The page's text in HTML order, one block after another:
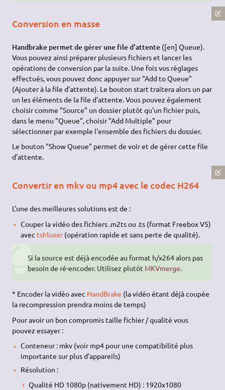
Conversion en masse
Handbrake permet de gérer une file d'attente ([en] Queue).
Vous pouvez ainsi préparer plusieurs fichiers et lancer les
opérations de conversion par la suite. Une fois vos réglages
effectués, vous pouvez donc appuyer sur "Add to Queue"
(Ajouter à la file d'attente). Le bouton start traitera alors un par
un les éléments de la file d'attente. Vous pouvez également
choisir comme "Source" un dossier plutôt qu'un fichier puis,
dans le menu "Queue", choisir "Add Multiple" pour
sélectionner par exemple l'ensemble des fichiers du dossier.
Le bouton "Show Queue" permet de voir et de gérer cette file
d'attente.
Convertir en mkv ou mp4 avec le codec H264
L'une des meilleures solutions est de :
Couper la vidéo des fichiers .m2ts ou .ts (format Freebox V5)
avec tsMuxer(opération rapide et sans perte de qualité).
Si la source est déjà encodée au format h/x264 alors pas
besoin de ré-encoder. Utilisez plutôt MKVmerge
* Encoder la vidéo avec HandBrake (la vidéo étant déjà coupée
la recompression prendra moins de temps)
Pour avoir un bon compromis taille fichier / qualité vous
pouvez essayer :
Conteneur : mkv (voir mp4 pour une compatibilité plus
importante sur plus d’appareils)
Résolution :
Qualité HD 1080p (nativement HD) : 1920x1080